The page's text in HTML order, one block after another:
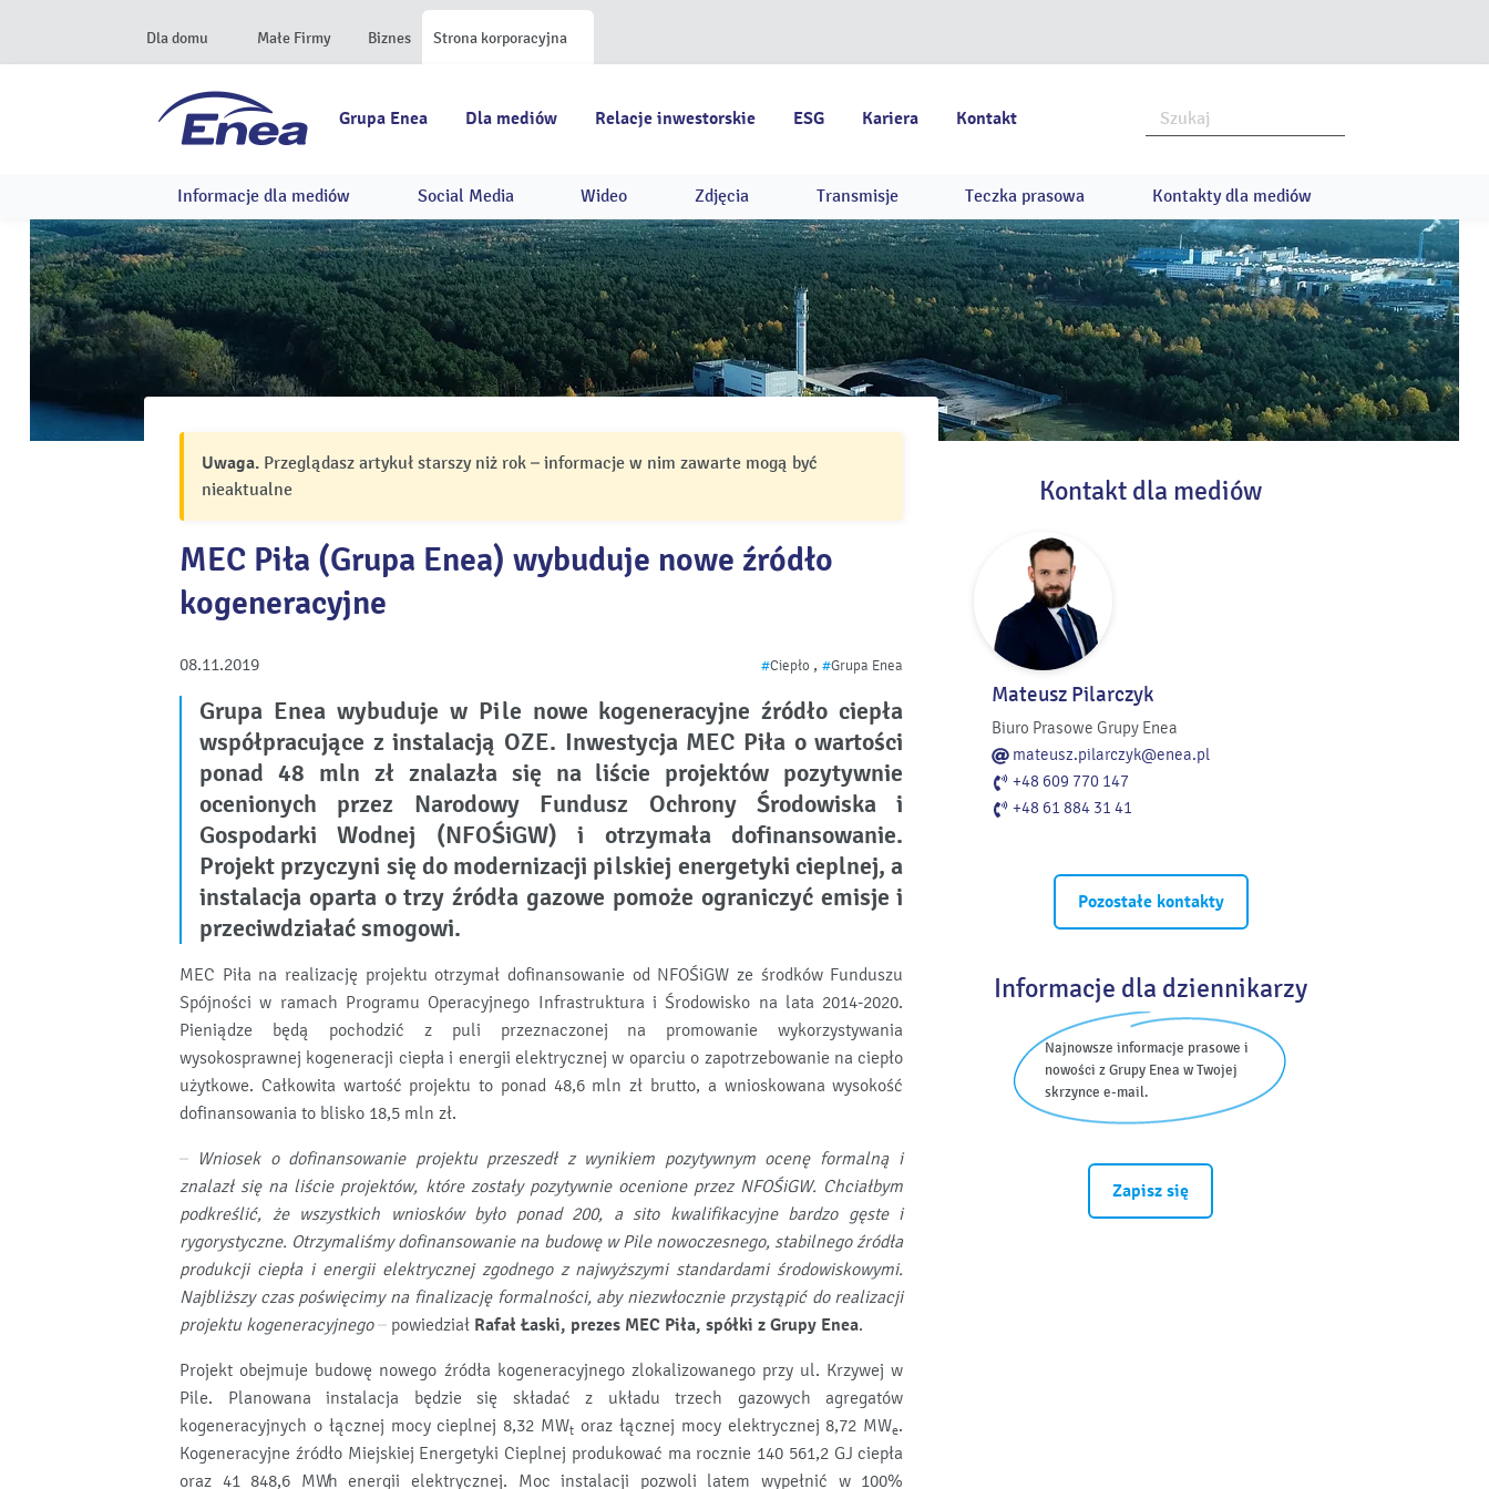
Dla domu Małe Firmy Biznes Strona korporacyjna
Grupa Enea Dla mediów Relacje inwestorskie ESG Kariera Kontakt
Informacje dla mediów Social Media Wideo Zdjęcia Transmisje Teczka prasowa Kontakty dla mediów
Uwaga. Przeglądasz artykuł starszy niż rok – informacje w nim zawarte mogą być
nieaktualne
MEC Piła (Grupa Enea) wybuduje nowe źródło
kogeneracyjne
08.11.2019 #Ciepło ,#Grupa Enea
Grupa Enea wybuduje w Pile nowe kogeneracyjne źródło ciepła
współpracujące z instalacją OZE. Inwestycja MEC Piła o wartości
ponad 48 mln zł znalazła się na liście projektów pozytywnie
ocenionych przez Narodowy Fundusz Ochrony Środowiska i
Gospodarki Wodnej (NFOŚiGW) i otrzymała dofinansowanie.
Projekt przyczyni się do modernizacji pilskiej energetyki cieplnej, a
instalacja oparta o trzy źródła gazowe pomoże ograniczyć emisje i
przeciwdziałać smogowi.
MEC Piła na realizację projektu otrzymał dofinansowanie od NFOŚiGW ze środków Funduszu
Spójności w ramach Programu Operacyjnego Infrastruktura i Środowisko na lata 2014-2020.
Pieniądze będą pochodzić z puli przeznaczonej na promowanie wykorzystywania
wysokosprawnej kogeneracji ciepła i energii elektrycznej w oparciu o zapotrzebowanie na ciepło
użytkowe. Całkowita wartość projektu to ponad 48,6 mln zł brutto, a wnioskowana wysokość
dofinansowania to blisko 18,5 mln zł.
– Wniosek o dofinansowanie projektu przeszedł z wynikiem pozytywnym ocenę formalną i
znalazł się na liście projektów, które zostały pozytywnie ocenione przez NFOŚiGW. Chciałbym
podkreślić, że wszystkich wniosków było ponad 200, a sito kwalifikacyjne bardzo gęste i
rygorystyczne. Otrzymaliśmy dofinansowanie na budowę w Pile nowoczesnego, stabilnego źródła
produkcji ciepła i energii elektrycznej zgodnego z najwyższymi standardami środowiskowymi.
Najbliższy czas poświęcimy na finalizację formalności, aby niezwłocznie przystąpić do realizacji
projektu kogeneracyjnego – powiedział Rafał Łaski, prezes MEC Piła, spółki z Grupy Enea.
Projekt obejmuje budowę nowego źródła kogeneracyjnego zlokalizowanego przy ul. Krzywej w
Pile. Planowana instalacja będzie się składać z układu trzech gazowych agregatów
kogeneracyjnych o łącznej mocy cieplnej 8,32 MWt oraz łącznej mocy elektrycznej 8,72 MWe.
Kogeneracyjne źródło Miejskiej Energetyki Cieplnej produkować ma rocznie 140 561,2 GJ ciepła
oraz 41 848,6 MWh energii elektrycznej. Moc instalacji pozwoli latem wypełnić w 100%
Kontakt dla mediów
Mateusz Pilarczyk
Biuro Prasowe Grupy Enea
mateusz.pilarczyk@enea.pl
+48 609 770 147
+48 61 884 31 41
Pozostałe kontakty
Informacje dla dziennikarzy
Najnowsze informacje prasowe i
nowości z Grupy Enea w Twojej
skrzynce e-mail.
Zapisz się